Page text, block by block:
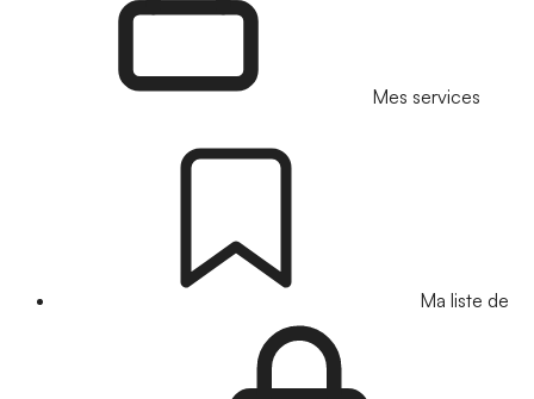
Mes services
Ma liste de